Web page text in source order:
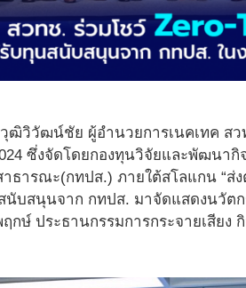
ฒิวิวัฒน์ชัย ผู้อำนวยการเนคเทค ส
ซึ่งจัดโดยกองทุนวิจัยและพัฒนา
ธารณะ(กทปส.) ภายใต้สโลแกน “ส่
นับสนุนจาก กทปส. มาจัดแสดงนวั
ษ์ ประธานกรรมการกระจายเสียง